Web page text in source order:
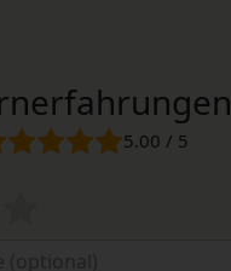
5.00 / 5